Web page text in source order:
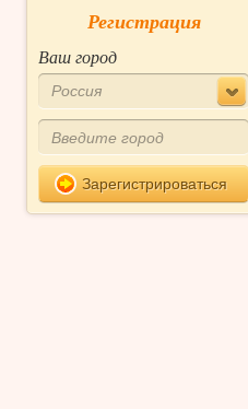
Регистрация
Ваш город
Россия
Зарегистрироваться